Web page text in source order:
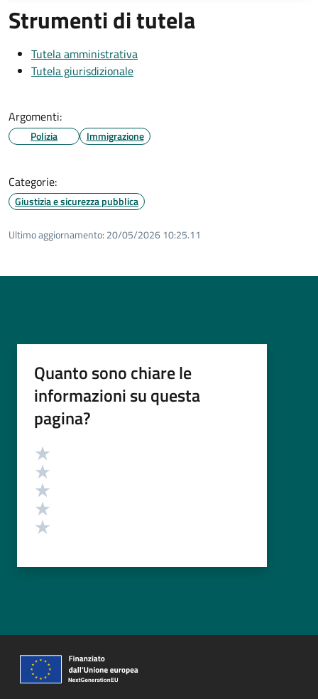
Strumenti di tutela
Tutela amministrativa
Tutela giurisdizionale
Argomenti:
Polizia Immigrazione
Categorie:
Giustizia e sicurezza pubblica
Ultimo aggiornamento: 20/05/2026 10:25.11
Quanto sono chiare le
informazioni su questa
pagina?
Valutazione